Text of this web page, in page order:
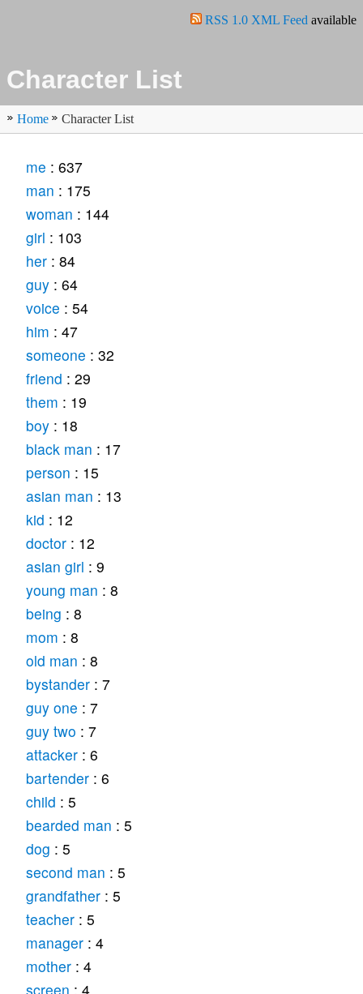
RSS 1.0 XML Feed available
Character List
Home Character List
me : 637
man : 175
woman : 144
girl : 103
her: 84
guy: 64
voice : 54
him : 47
someone : 32
friend : 29
them : 19
boy: 18
black man : 17
person : 15
asian man : 13
kid : 12
doctor: 12
asian girl : 9
young man : 8
being : 8
mom : 8
old man : 8
bystander: 7
guy one : 7
guy two : 7
attacker: 6
bartender: 6
child : 5
bearded man : 5
dog : 5
second man : 5
grandfather: 5
teacher: 5
manager: 4
mother: 4
screen : 4